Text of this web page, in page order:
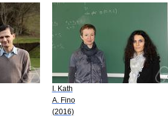
I. Kath
A. Fino
(2016)